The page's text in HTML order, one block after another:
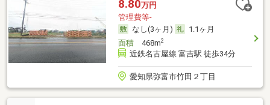
8.80万円
管理費等-
なし(3ヶ月)
1.1ヶ月
面積468m2
近鉄名古屋線 富吉駅 徒歩34分
愛知県弥富市竹田２丁目